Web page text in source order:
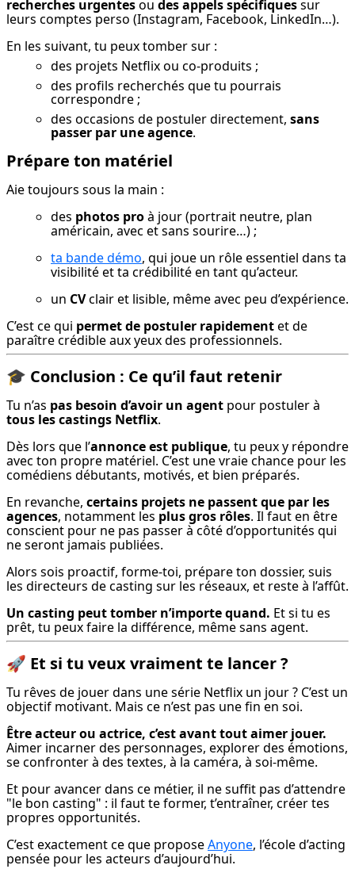
recherches urgentes ou des appels spécifiques sur
leurs comptes perso (Instagram, Facebook, LinkedIn…).
En les suivant, tu peux tomber sur :
des projets Netflix ou co-produits ;
des profils recherchés que tu pourrais
correspondre ;
des occasions de postuler directement, sans
passer par une agence.
Prépare ton matériel
Aie toujours sous la main :
des photos pro à jour (portrait neutre, plan
américain, avec et sans sourire…) ;
ta bande démo, qui joue un rôle essentiel dans ta
visibilité et ta crédibilité en tant qu’acteur.
un CV clair et lisible, même avec peu d’expérience.
C’est ce qui permet de postuler rapidement et de
paraître crédible aux yeux des professionnels.
🎓 Conclusion : Ce qu’il faut retenir
Tu n’as pas besoin d’avoir un agent
tous les castings Netflix.
Dès lors que l’annonce est publique, tu peux y répondre
avec ton propre matériel. C’est une vraie chance pour les
comédiens débutants, motivés, et bien préparés.
En revanche, certains projets ne passent que par les
agences, notamment les plus gros rôles. Il faut en être
conscient pour ne pas passer à côté d’opportunités qui
ne seront jamais publiées.
Alors sois proactif, forme-toi, prépare ton dossier, suis
les directeurs de casting sur les réseaux, et reste à l’affût.
Un casting peut tomber n’importe quand. Et si tu es
prêt, tu peux faire la différence, même sans agent.
🚀 Et si tu veux vraiment te lancer ?
Tu rêves de jouer dans une série Netflix un jour ? C’est un
objectif motivant. Mais ce n’est pas une fin en soi.
Être acteur ou actrice, c’est avant tout aimer jouer.
Aimer incarner des personnages, explorer des émotions,
se confronter à des textes, à la caméra, à soi-même.
Et pour avancer dans ce métier, il ne suffit pas d’attendre
"le bon casting" : il faut te former, t’entraîner, créer tes
propres opportunités.
C’est exactement ce que propose Anyone, l’école d’acting
pensée pour les acteurs d’aujourd’hui.